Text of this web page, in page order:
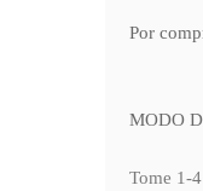
Por
MODO
Tome 1-